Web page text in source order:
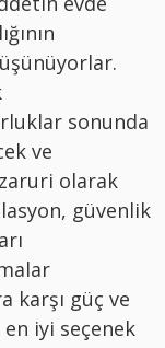
sonunda
ve
olarak
güvenlik
karşı güç ve
iyi seçenek